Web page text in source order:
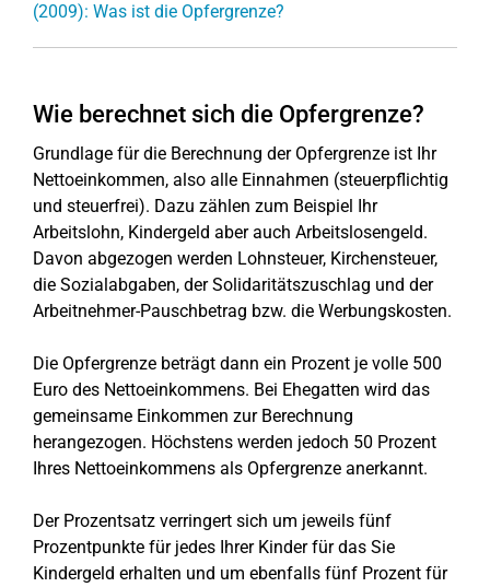
(2009): Was ist die Opfergrenze?
Wie berechnet sich die Opfergrenze?
Grundlage für die Berechnung der Opfergrenze ist Ihr
Nettoeinkommen, also alle Einnahmen (steuerpflichtig
und steuerfrei). Dazu zählen zum Beispiel Ihr
Arbeitslohn, Kindergeld aber auch Arbeitslosengeld.
Davon abgezogen werden Lohnsteuer, Kirchensteuer,
die Sozialabgaben, der Solidaritätszuschlag und der
Arbeitnehmer-Pauschbetrag bzw. die Werbungskosten.
Die Opfergrenze beträgt dann ein Prozent je volle 500
Euro des Nettoeinkommens. Bei Ehegatten wird das
gemeinsame Einkommen zur Berechnung
herangezogen. Höchstens werden jedoch 50 Prozent
Ihres Nettoeinkommens als Opfergrenze anerkannt.
Der Prozentsatz verringert sich um jeweils fünf
Prozentpunkte für jedes Ihrer Kinder für das Sie
Kindergeld erhalten und um ebenfalls fünf Prozent für